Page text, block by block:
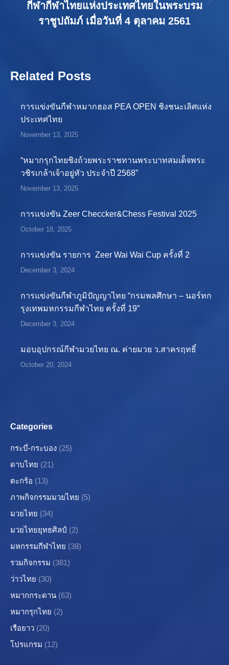
Next
post:
กีฬากีฬา​ไทยแห่ง​ประเทศไทย​ในพระบรม​
ราชูปถัมภ์​ เมื่อวันที่​ 4 ตุลาคม​ 2561
Related Posts
การแข่งขันกีฬาหมากฮอส PEA OPEN ชิงชนะเลิศแห่ง
ประเทศไทย
November 13, 2025
“หมากรุกไทยชิงถ้วยพระราชทานพระบาทสมเด็จพระ
วชิรเกล้าเจ้าอยู่หัว ประจำปี 2568”
November 13, 2025
การแข่งขัน Zeer Checcker&Chess Festival 2025
October 18, 2025
การแข่งขัน รายการ Zeer Wai Wai Cup ครั้งที่ 2
December 3, 2024
การแข่งขันกีฬาภูมิปัญญาไทย “กรมพลศึกษา – นอร์ทก
รุงเทพมหกรรมกีฬาไทย ครั้งที่ 19”
December 3, 2024
มอบอุปกรณ์กีฬามวยไทย ณ. ค่ายมวย ว.สาครฤทธิ์
October 20, 2024
Categories
กระบี่-กระบอง (25)
ดาบไทย (21)
ตะกร้อ (13)
ภาพกิจกรรมมวยไทย (5)
มวยไทย (34)
มวยไทยยุทธศิลป์ (2)
มหกรรมกีฬาไทย (38)
รวมกิจกรรม (381)
ว่าวไทย (30)
หมากกระดาน (63)
หมากรุกไทย (2)
เรือยาว (20)
โปรแกรม (12)